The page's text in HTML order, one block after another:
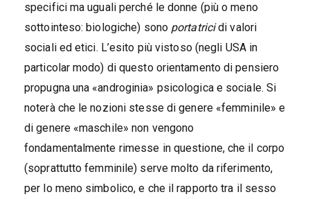
specifici ma uguali perché le donne (più o meno
sottointeso: biologiche) sono portatricidi valori
sociali ed etici. L’esito più vistoso (negli USA in
particolar modo) di questo orientamento di pensiero
propugna una «androginia» psicologica e sociale. Si
noterà che le nozioni stesse di genere «femminile» e
di genere «maschile» non vengono
fondamentalmente rimesse in questione, che il corpo
(soprattutto femminile) serve molto da riferimento,
per lo meno simbolico, e che il rapporto tra il sesso